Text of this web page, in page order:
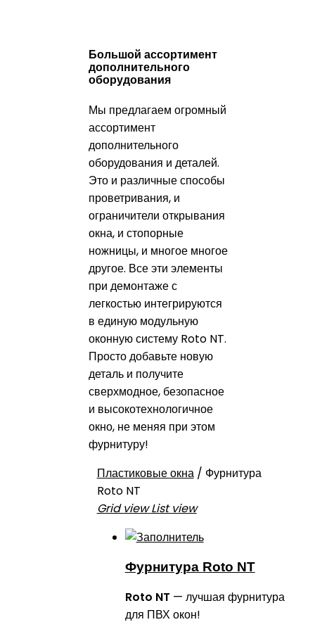
Большой ассортимент
дополнительного
оборудования
Мы предлагаем огромный
ассортимент
дополнительного
оборудования и деталей.
Это и различные способы
проветривания, и
ограничители открывания
окна, и стопорные
ножницы, и многое многое
другое. Все эти элементы
при демонтаже с
легкостью интегрируются
в единую модульную
оконную систему Roto NT.
Просто добавьте новую
деталь и получите
сверхмодное, безопасное
и высокотехнологичное
окно, не меняя при этом
фурнитуру!
Пластиковые окна/ Фурнитура
Roto NT
Grid view List view
Фурнитура Roto NT
Roto NT — лучшая фурнитура
для ПВХ окон!